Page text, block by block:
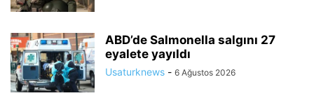
ABD’de Salmonella salgını 27
eyalete yayıldı
Usaturknews - 6 Ağustos 2026